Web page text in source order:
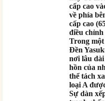
cấp cao
về phía
cấp cao
điều
Trong
Đền
nơi lâu dài
hồn của
thể tách
loại A
Sự dàn